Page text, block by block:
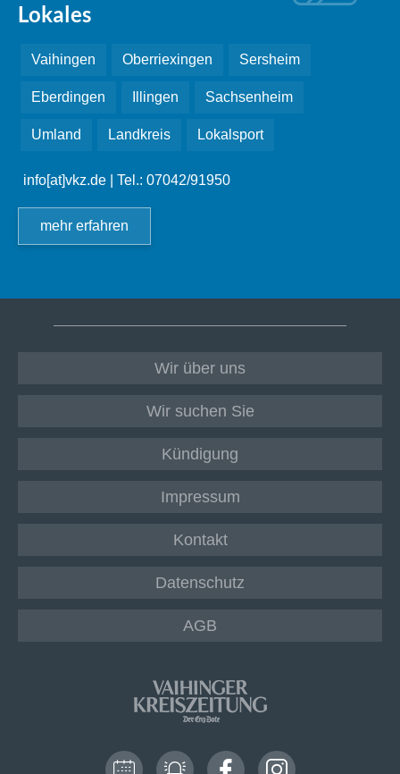
Lokales
Vaihingen Oberriexingen Sersheim
Eberdingen Illingen Sachsenheim
Umland Landkreis Lokalsport
info[at]vkz.de | Tel.: 07042/91950
mehr erfahren
Wir über uns
Wir suchen Sie
Kündigung
Impressum
Kontakt
Datenschutz
AGB